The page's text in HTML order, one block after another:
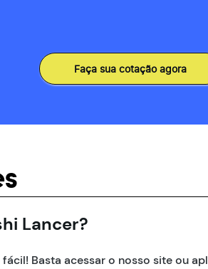
Faça sua cotação agora
Lancer?
Basta acessar o nosso site ou